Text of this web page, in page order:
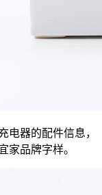
电器的配件信息，
家品牌字样。